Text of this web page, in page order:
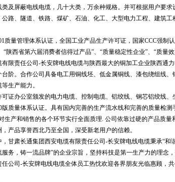
及屏蔽电线电缆，几十大类，万余种规格。并可根据用户要
公路、隧道、铁路、煤矿、 石油、化工、大型电力工程、建筑
质量管理体系认证，全国工业产品生产许可证，国家CCC强制
“陕西省第六届消费者信得过产品”、“质量稳定性企业”、“质量
限责任公司-长安牌电线电缆与陕西最大的铜加工企业陕西通
阶。合作公司具备电工用铜线坯、低金属铜线、漆包绕组线
生产能力。
证办公室颁发的电力电缆、控制电缆、铝绞线、钢芯铝绞线
版质量体系认证。具有国内完善的生产流水线和完善的质量检
生产和销售的各个环节实行全面质理. 公司依靠过硬的产品质
，产品享誉西北乃至全国，深受新老用户的信赖。
甘肃长通集团西安电缆有限责任公司-长安牌电线电缆秉承“和
务，铸一流品牌”的企业宗旨，坚持科技是第一生产力的理念
公司-长安牌电线电缆全体员工热忱欢迎各界朋友光临惠顾，共